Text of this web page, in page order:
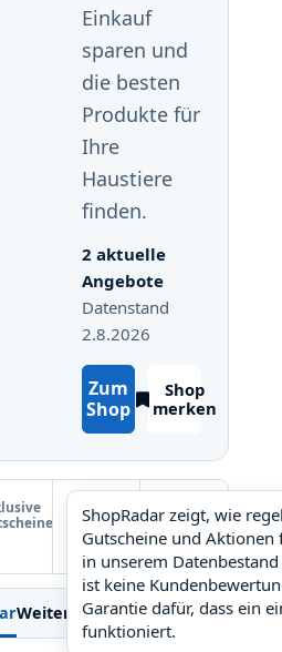
Einkauf
sparen und
die besten
Produkte für
Ihre
Haustiere
finden.
2 aktuelle
Angebote
Datenstand
2.8.2026
Zum
Shop
Shop
merken
ShopRadar
noch keine Daten
ShopRadar zeigt, wie
Gutscheine und Aktionen
in unserem
ist keine
Garantie dafür, dass ein
funktioniert.
Letzte
Gutscheinprüfung
Noch keine
Prüfung
Weitere GutscheineEinlösen